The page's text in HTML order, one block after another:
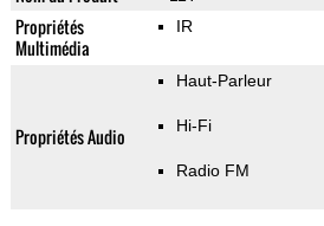
Propriétés
Multimédia
IR
Propriétés Audio
Haut-Parleur
Hi-Fi
Radio FM